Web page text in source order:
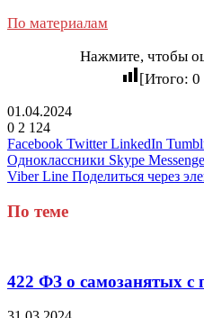
По материалам
Нажмите, чтобы
[Итого: 0
01.04.2024
0 2 124
Facebook Twitter LinkedIn
Одноклассники Skype
Viber Line Поделиться через
По теме
422 ФЗ о самозанятых с